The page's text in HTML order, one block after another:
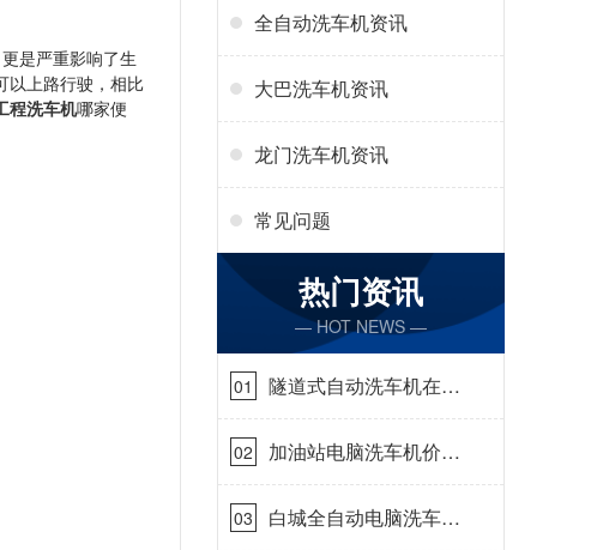
是严重影响了生
以上路行驶，相比
程洗车机哪家便
全自动洗车机资讯
大巴洗车机资讯
龙门洗车机资讯
常见问题
热门资讯
— HOT NEWS —
01
隧道式自动洗车机在哪
里购买[隆茂鑫晟]
02
加油站电脑洗车机价格
怎么样[隆茂鑫晟]
03
白城全自动电脑洗车